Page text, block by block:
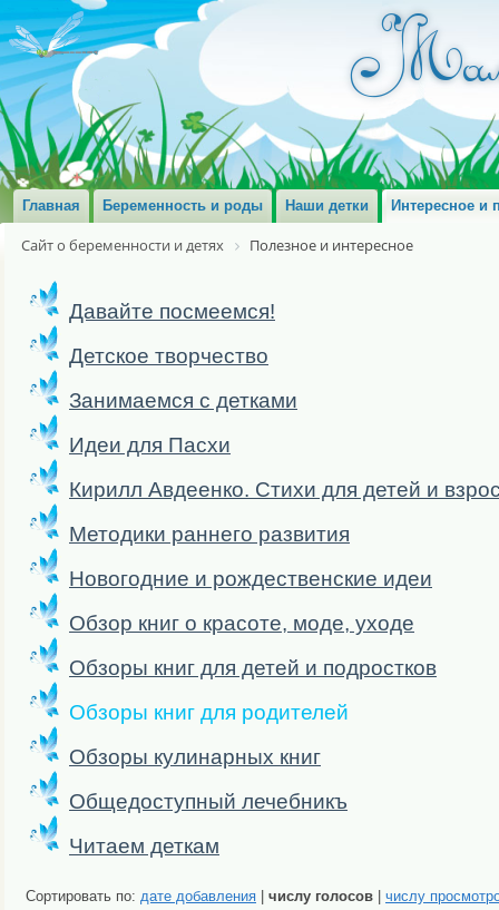
Главная Беременность и роды Наши детки Интересное и
Сайт о беременности и детях Полезное и интересное
Давайте посмеемся!
Детское творчество
Занимаемся с детками
Идеи для Пасхи
Кирилл Авдеенко. Стихи для детей и
Методики раннего развития
Новогодние и рождественские идеи
Обзор книг о красоте, моде, уходе
Обзоры книг для детей и подростков
Обзоры книг для родителей
Обзоры кулинарных книг
Общедоступный лечебникъ
Читаем деткам
Сортировать по: дате добавления числу голосов числу